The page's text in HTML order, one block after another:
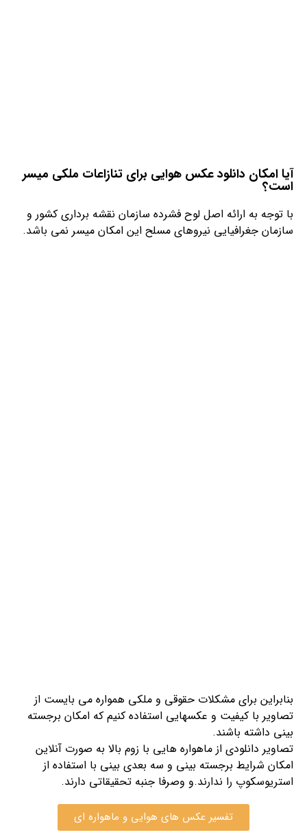
آیا امکان دانلود عکس هوایی برای تنازاعات ملکی میسر
است؟
با توجه به ارائه اصل لوح فشرده سازمان نقشه برداری کشور و
سازمان جغرافیایی نیروهای مسلح این امکان میسر نمی باشد.
بنابراین برای مشکلات حقوقی و ملکی همواره می بایست از
تصاویر با کیفیت و عکسهایی استفاده کنیم که امکان برجسته
بینی داشته باشند.
تصاویر دانلودی از ماهواره هایی با زوم بالا به صورت آنلاین
امکان شرایط برجسته بینی و سه بعدی بینی با استفاده از
استریوسکوپ را ندارند.و وصرفا جنبه تحقیقاتی دارند.
تفسیر عکس های هوایی و ماهواره ای